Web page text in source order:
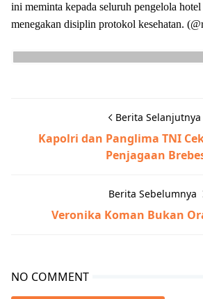
ini meminta kepada seluruh pengelola hotel
menegakan disiplin protokol kesehatan.
Berita Selanjutnya
Kapolri dan Panglima TNI
Penjagaan
Berita Sebelumnya
Veronika Koman Bukan
NO COMMENT